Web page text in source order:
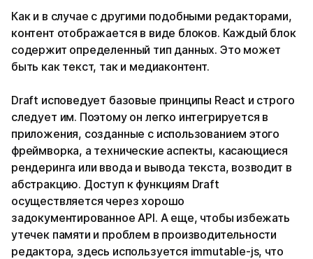
Как и в случае с другими подобными редакторами,
контент отображается в виде блоков. Каждый блок
содержит определенный тип данных. Это может
быть как текст, так и медиаконтент.
Draft исповедует базовые принципы React и строго
следует им. Поэтому он легко интегрируется в
приложения, созданные с использованием этого
фреймворка, а технические аспекты, касающиеся
рендеринга или ввода и вывода текста, возводит в
абстракцию. Доступ к функциям Draft
осуществляется через хорошо
задокументированное API. А еще, чтобы избежать
утечек памяти и проблем в производительности
редактора, здесь используется immutable-js, что